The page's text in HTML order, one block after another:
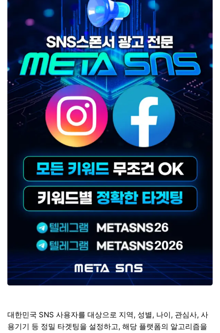
대한민국 SNS 사용자를 대상으로 지역, 성별, 나이, 관심사, 사
용기기 등 정밀 타겟팅을 설정하고, 해당 플랫폼의 알고리즘을